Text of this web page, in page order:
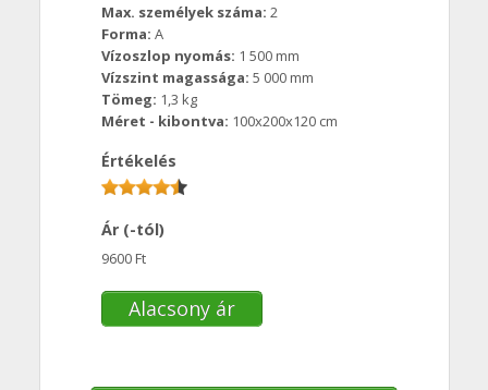
Max. személyek száma: 2
Forma: A
Vízoszlop nyomás: 1 500 mm
Vízszint magassága: 5 000 mm
Tömeg: 1,3 kg
Méret - kibontva: 100x200x120 cm
Értékelés
Ár (-tól)
9600 Ft
Alacsony ár